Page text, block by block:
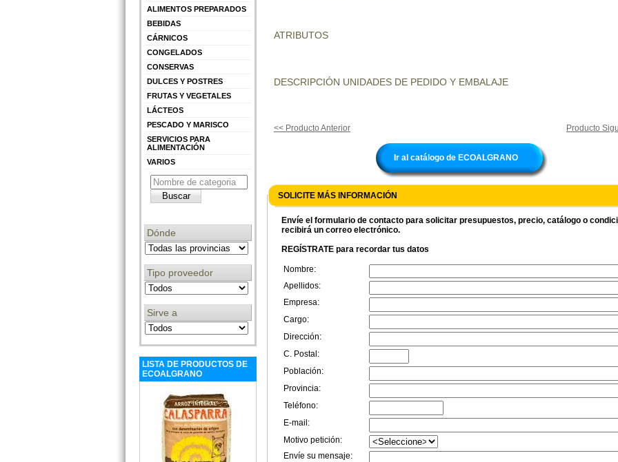
ALIMENTOS PREPARADOS
BEBIDAS
CÁRNICOS
CONGELADOS
CONSERVAS
DULCES Y POSTRES
FRUTAS Y VEGETALES
LÁCTEOS
PESCADO Y MARISCO
SERVICIOS PARA
ALIMENTACIÓN
VARIOS
Dónde
Tipo proveedor
Sirve a
LISTA DE PRODUCTOS DE
ECOALGRANO
ATRIBUTOS
DESCRIPCIÓN UNIDADES DE PEDIDO Y EMBALAJE
<< Producto Anterior Producto
Ir al catálogo de ECOALGRANO
SOLICITE MÁS INFORMACIÓN
Envíe el formulario de contacto para solicitar presupuestos, precio, catálogo o
recibirá un correo electrónico.
REGÍSTRATE para recordar tus datos
Nombre:
Apellidos:
Empresa:
Cargo:
Dirección:
C. Postal:
Población:
Provincia:
Teléfono:
E-mail:
Motivo petición:
Envíe su mensaje: